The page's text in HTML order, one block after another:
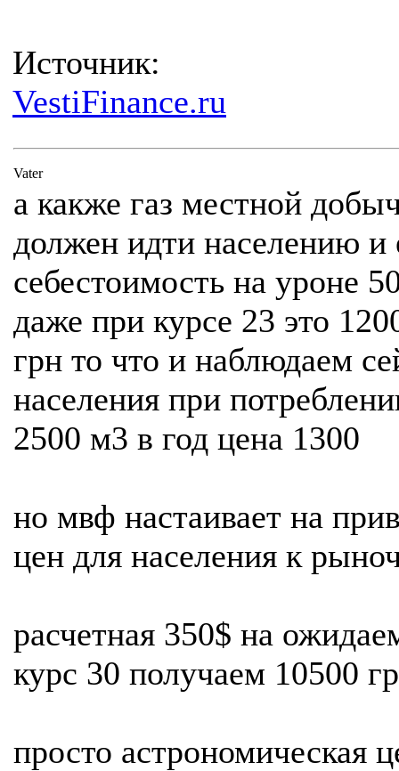
Источник:
VestiFinance.ru
Vater
а какже газ местной
должен идти населению и
себестоимость на уроне
даже при курсе 23 это
грн то что и наблюдаем
населения при
2500 м3 в год цена 1300
но мвф настаивает на
цен для населения к
расчетная 350$ на
курс 30 получаем 10500
просто астрономическая